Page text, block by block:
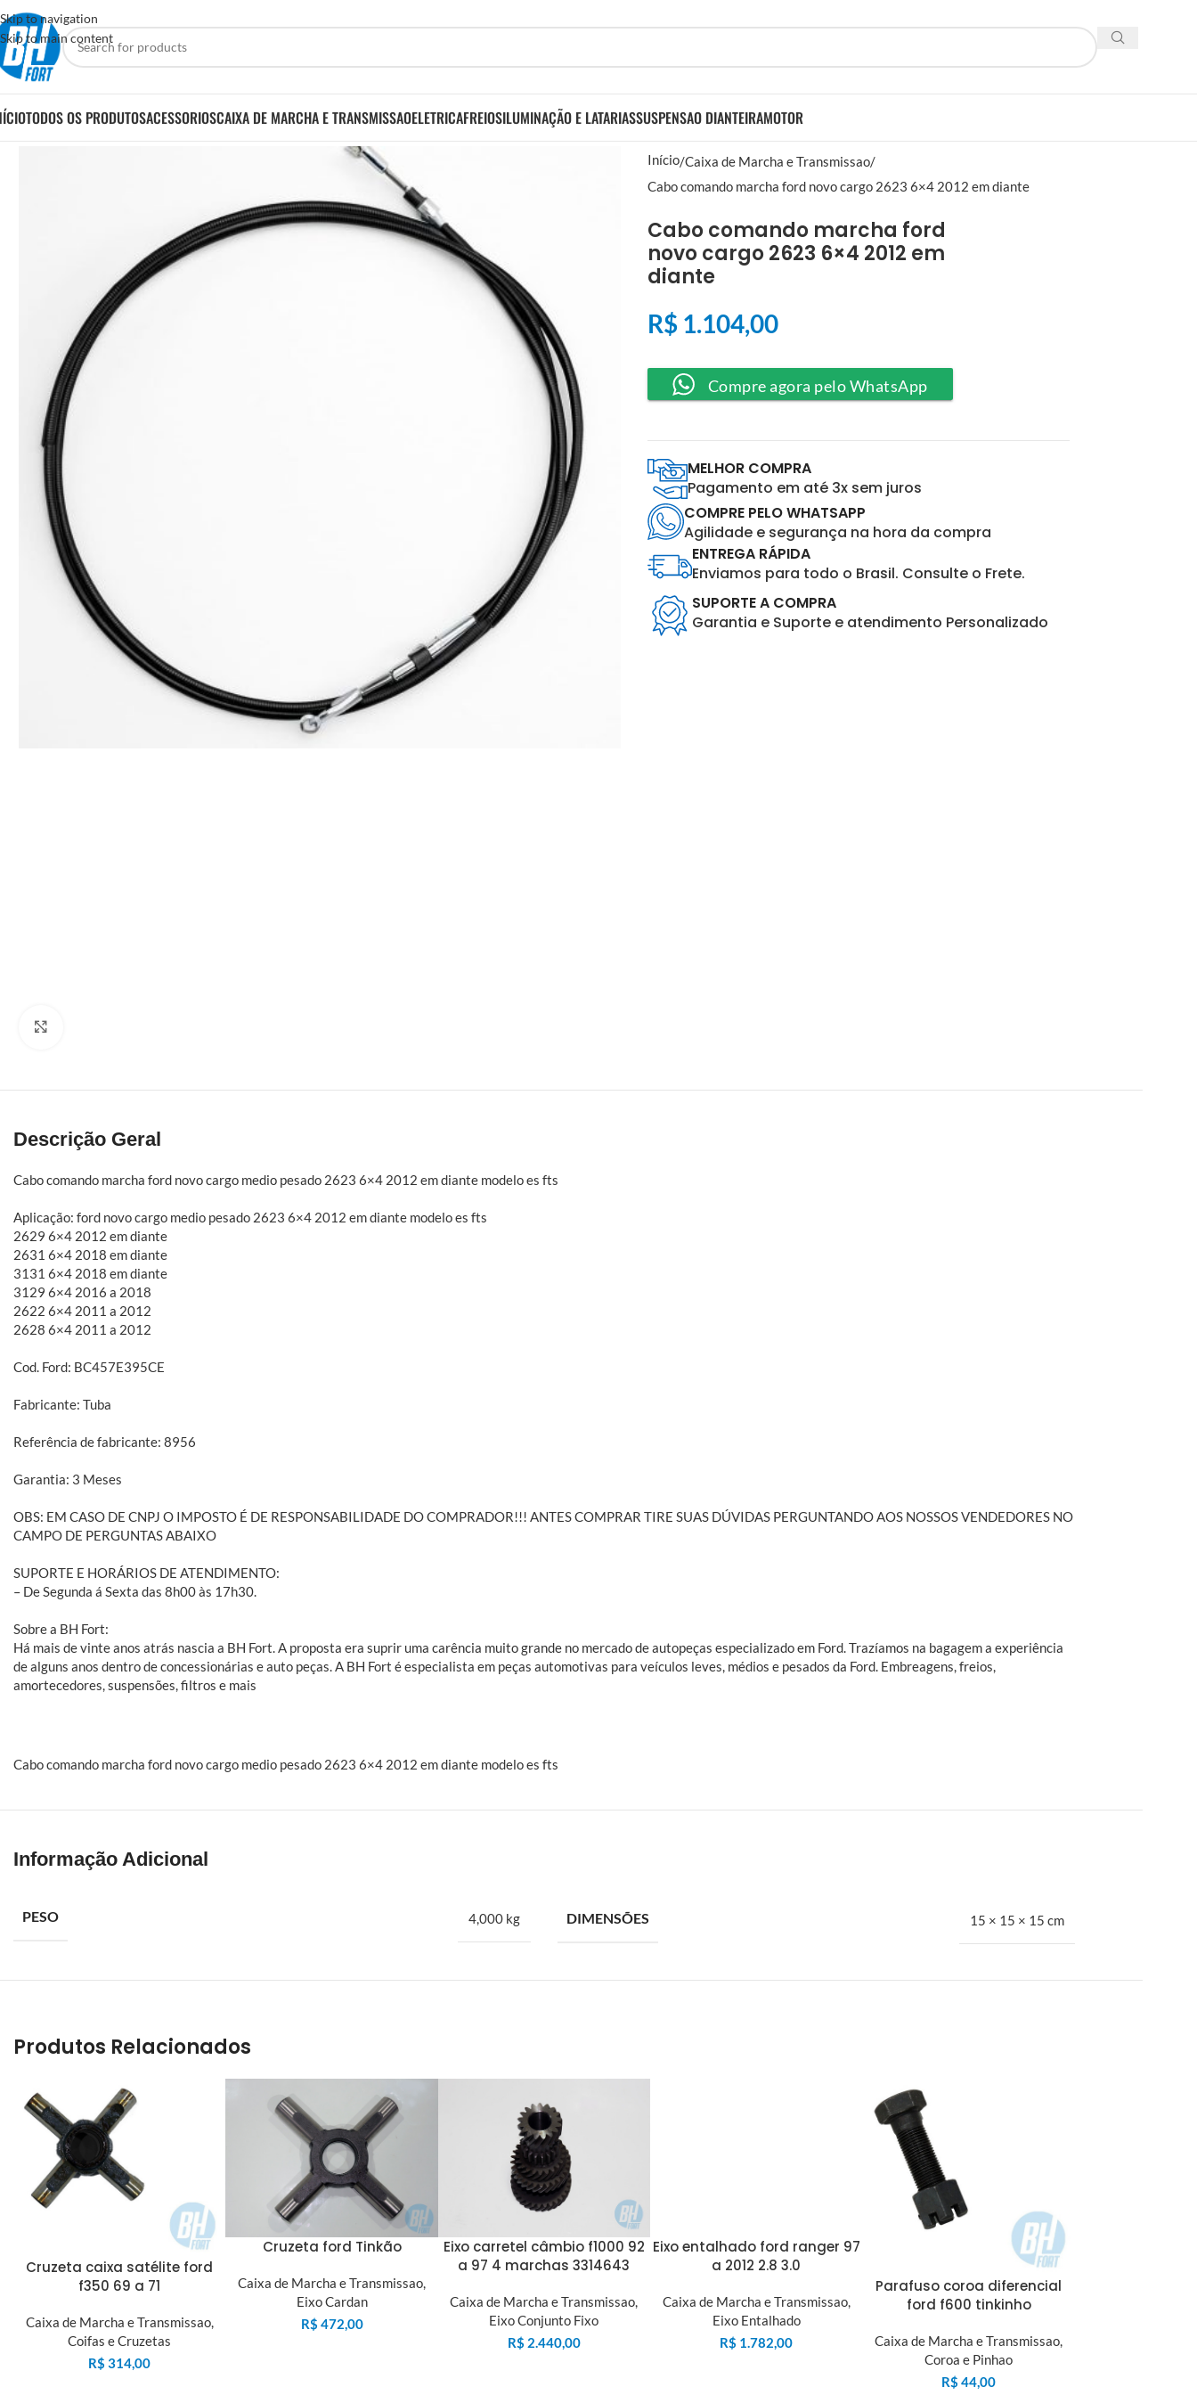
Skip to navigation
Skip to main content
TODOS OS PRODUTOSACESSORIOSCAIXA DE MARCHA E TRANSMISSAOELETRICAFREIOSILUMINAÇÃO E LATARIASSUSPENSAO DIANTEIRAMOTOR
Início Caixa de Marcha e Transmissao
Cabo comando marcha ford novo cargo 2623 6×4 2012 em diante
Cabo comando marcha ford
novo cargo 2623 6×4 2012 em
diante
R$1.104,00
Compre agora pelo WhatsApp
MELHOR COMPRA
Pagamento em até 3x sem juros
COMPRE PELO WHATSAPP
Agilidade e segurança na hora da compra
ENTREGA RÁPIDA
Enviamos para todo o Brasil. Consulte o Frete.
SUPORTE A COMPRA
Garantia e Suporte e atendimento Personalizado
Descrição Geral
Cabo comando marcha ford novo cargo medio pesado 2623 6×4 2012 em diante modelo es fts
Aplicação: ford novo cargo medio pesado 2623 6×4 2012 em diante modelo es fts
2629 6×4 2012 em diante
2631 6×4 2018 em diante
3131 6×4 2018 em diante
3129 6×4 2016 a 2018
2622 6×4 2011 a 2012
2628 6×4 2011 a 2012
Cod. Ford: BC457E395CE
Fabricante: Tuba
Referência de fabricante: 8956
Garantia: 3 Meses
OBS: EM CASO DE CNPJ O IMPOSTO É DE RESPONSABILIDADE DO COMPRADOR!!! ANTES COMPRAR TIRE SUAS DÚVIDAS PERGUNTANDO AOS NOSSOS VENDEDORES NO
CAMPO DE PERGUNTAS ABAIXO
SUPORTE E HORÁRIOS DE ATENDIMENTO:
– De Segunda á Sexta das 8h00 às 17h30.
Sobre a BH Fort:
Há mais de vinte anos atrás nascia a BH Fort. A proposta era suprir uma carência muito grande no mercado de autopeças especializado em Ford. Trazíamos na bagagem a experiência
de alguns anos dentro de concessionárias e auto peças. A BH Fort é especialista em peças automotivas para veículos leves, médios e pesados da Ford. Embreagens, freios,
amortecedores, suspensões, filtros e mais
Cabo comando marcha ford novo cargo medio pesado 2623 6×4 2012 em diante modelo es fts
Informação Adicional
PESO 4,000 kg DIMENSÕES 15 × 15 × 15 cm
Produtos Relacionados
Cruzeta caixa satélite ford
f350 69 a 71
Caixa de Marcha e Transmissao,
Coifas e Cruzetas
R$ 314,00
Cruzeta ford Tinkão
Caixa de Marcha e Transmissao,
Eixo Cardan
R$ 472,00
Eixo carretel câmbio f1000 92
a 97 4 marchas 3314643
Caixa de Marcha e Transmissao,
Eixo Conjunto Fixo
R$ 2.440,00
Eixo entalhado ford ranger 97
a 2012 2.8 3.0
Caixa de Marcha e Transmissao,
Eixo Entalhado
R$ 1.782,00
Parafuso coroa diferencial
ford f600 tinkinho
Caixa de Marcha e Transmissao,
Coroa e Pinhao
R$ 44,00